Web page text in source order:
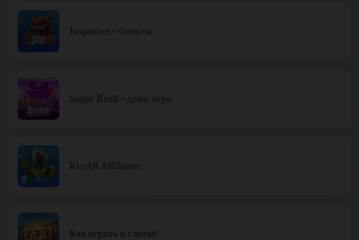
Jvspinbet - бонусы
Sugar Rush - демо игра
RioAff Affiliates
Как играть в слоты?